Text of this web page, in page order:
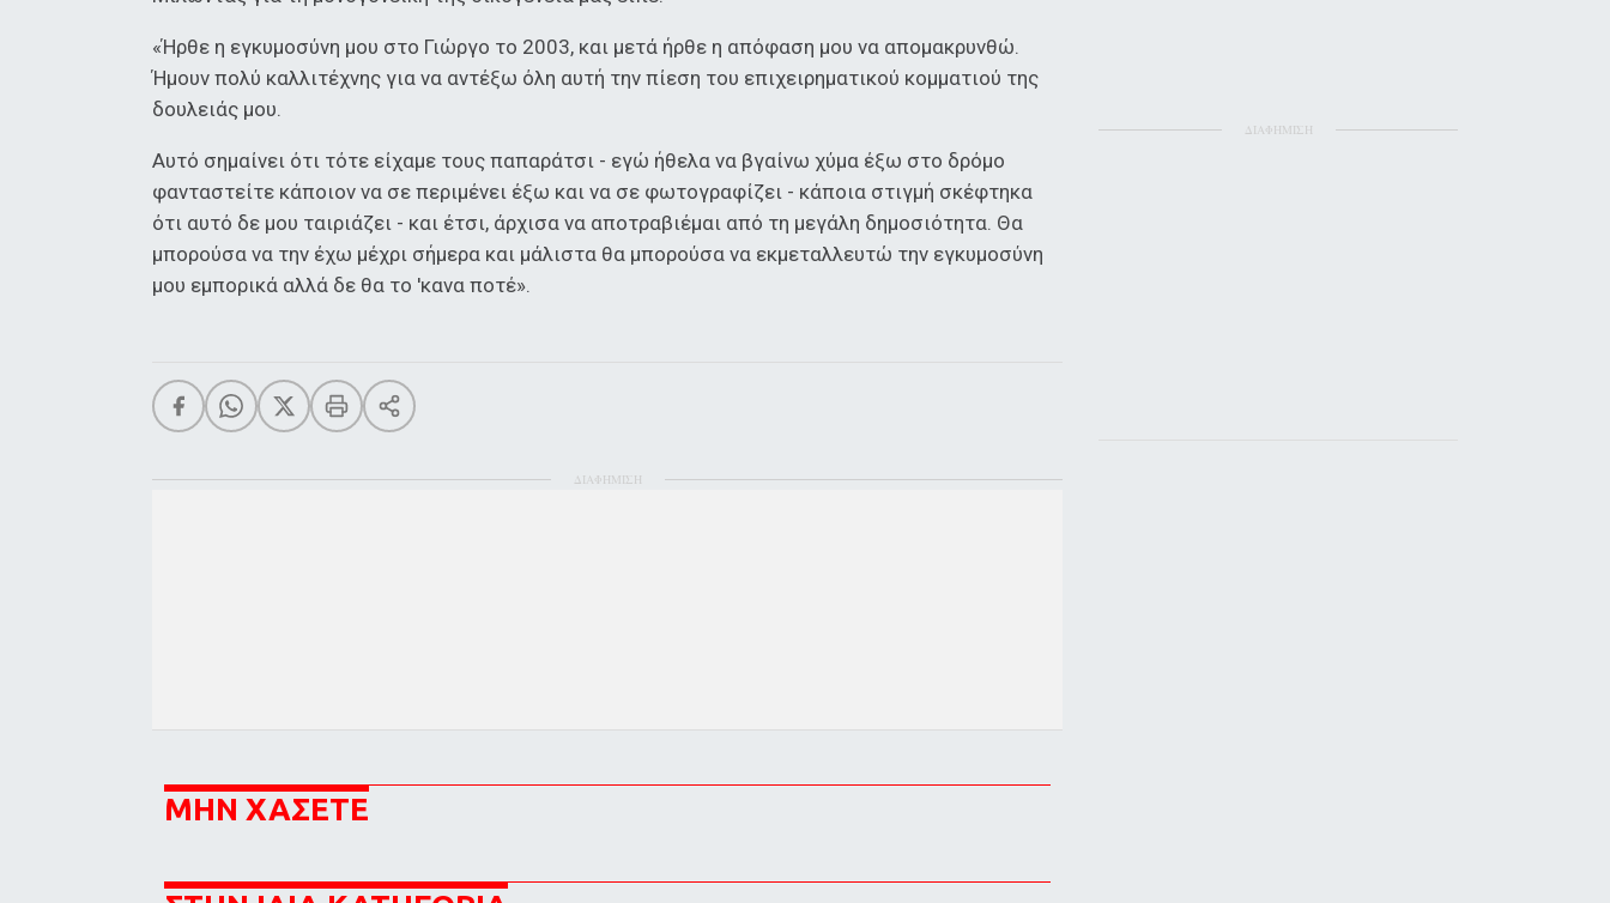
«Ήρθε η εγκυμοσύνη μου στο Γιώργο το 2003, και μετά ήρθε η απόφαση μου να απομακρυνθώ.
Ήμουν πολύ καλλιτέχνης για να αντέξω όλη αυτή την πίεση του επιχειρηματικού κομματιού της
δουλειάς μου.
Αυτό σημαίνει ότι τότε είχαμε τους παπαράτσι - εγώ ήθελα να βγαίνω χύμα έξω στο δρόμο
φανταστείτε κάποιον να σε περιμένει έξω και να σε φωτογραφίζει - κάποια στιγμή σκέφτηκα
ότι αυτό δε μου ταιριάζει - και έτσι, άρχισα να αποτραβιέμαι από τη μεγάλη δημοσιότητα. Θα
μπορούσα να την έχω μέχρι σήμερα και μάλιστα θα μπορούσα να εκμεταλλευτώ την εγκυμοσύνη
μου εμπορικά αλλά δε θα το 'κανα ποτέ».
ΔΙΑΦΗΜΙΣΗ
ΜΗΝ ΧΑΣΕΤΕ
ΔΙΑΦΗΜΙΣΗ